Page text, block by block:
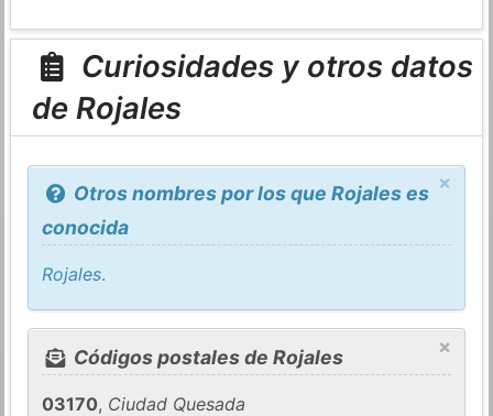
Curiosidades y otros datos
de Rojales
×
Otros nombres por los que Rojales es
conocida
Rojales.
×
Códigos postales de Rojales
03170, Ciudad Quesada